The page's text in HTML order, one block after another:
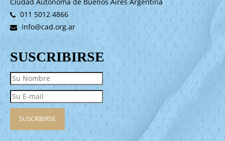
011 5012 4866
info@cad.org.ar
SUSCRIBIRSE